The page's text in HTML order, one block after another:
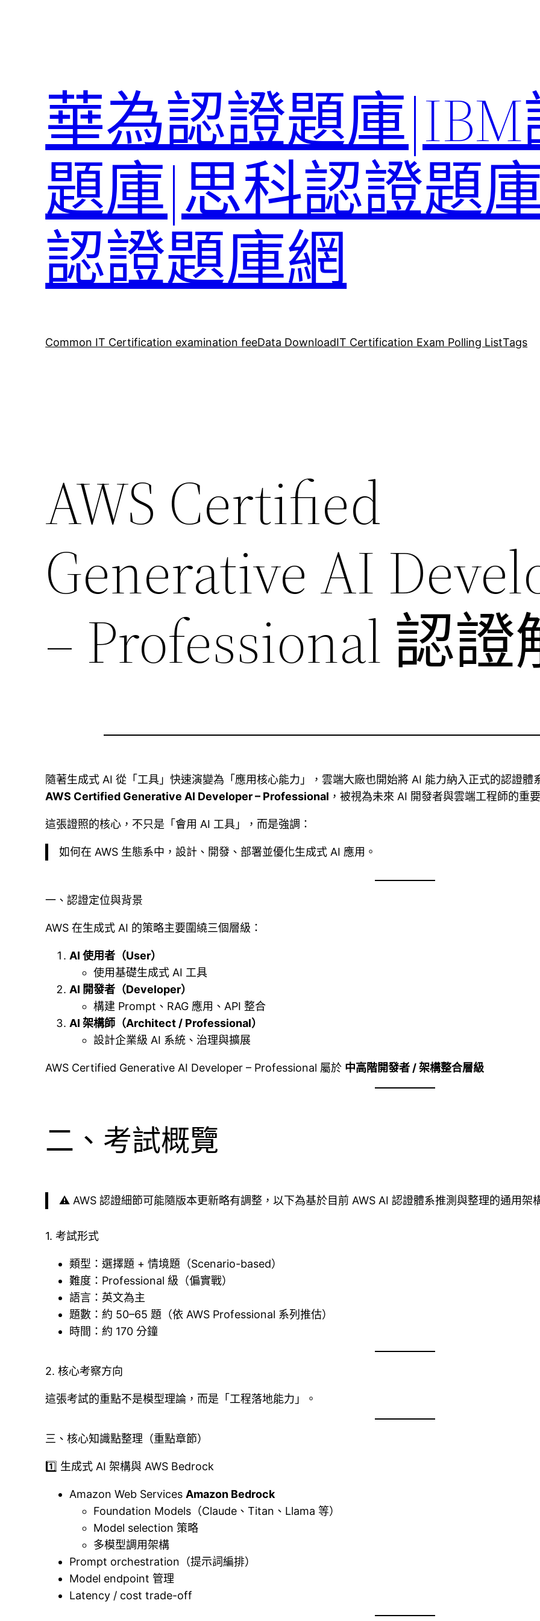
華為認證題庫
題庫|思科認證題
認證題庫網
Common IT Certification examination feeData DownloadIT Certification Exam Polling ListTags
AWS Certified
Generative AI
– Professional 認
隨著生成式 AI 從「工具」快速演變為「應用核心能力」，雲端大廠也開始將 AI 能力納入正式的認證
AWS Certified Generative AI Developer – Professional ，被視為未來 AI 開發者與雲端工程師的重
這張證照的核心，不只是「會用 AI 工具」，而是強調：
如何在 AWS 生態系中，設計、開發、部署並優化生成式 AI 應用。
一、認證定位與背景
AWS 在生成式 AI 的策略主要圍繞三個層級：
AI 使用者（User）
使用基礎生成式 AI 工具
AI 開發者（Developer）
構建 Prompt、RAG 應用、API 整合
AI 架構師（Architect / Professional）
設計企業級 AI 系統、治理與擴展
AWS Certified Generative AI Developer – Professional 屬於 中高階開發者 / 架構整合層級
二、考試概覽
⚠️ AWS 認證細節可能隨版本更新略有調整，以下為基於目前 AWS AI 認證體系推測與整理的通用架
1. 考試形式
類型：選擇題 + 情境題（Scenario-based）
難度：Professional 級（偏實戰）
語言：英文為主
題數：約 50–65 題（依 AWS Professional 系列推估）
時間：約 170 分鐘
2. 核心考察方向
這張考試的重點不是模型理論，而是「工程落地能力」。
三、核心知識點整理（重點章節）
1️⃣ 生成式 AI 架構與 AWS Bedrock
Amazon Web Services Amazon Bedrock
Foundation Models（Claude、Titan、Llama 等）
Model selection 策略
多模型調用架構
Prompt orchestration（提示詞編排）
Model endpoint 管理
Latency / cost trade-off